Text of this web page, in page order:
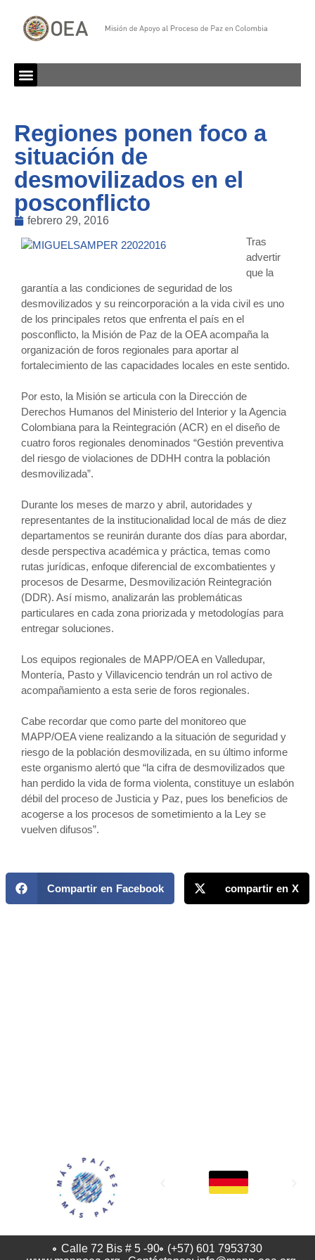
Regiones ponen foco a
situación de
desmovilizados en el
posconflicto
febrero 29, 2016
Tras
advertir
que la
garantía a las condiciones de seguridad de los
desmovilizados y su reincorporación a la vida civil es uno
de los principales retos que enfrenta el país en el
posconflicto, la Misión de Paz de la OEA acompaña la
organización de foros regionales para aportar al
fortalecimiento de las capacidades locales en este sentido.
Por esto, la Misión se articula con la Dirección de
Derechos Humanos del Ministerio del Interior y la Agencia
Colombiana para la Reintegración (ACR) en el diseño de
cuatro foros regionales denominados “Gestión preventiva
del riesgo de violaciones de DDHH contra la población
desmovilizada”.
Durante los meses de marzo y abril, autoridades y
representantes de la institucionalidad local de más de diez
departamentos se reunirán durante dos días para abordar,
desde perspectiva académica y práctica, temas como
rutas jurídicas, enfoque diferencial de excombatientes y
procesos de Desarme, Desmovilización Reintegración
(DDR). Así mismo, analizarán las problemáticas
particulares en cada zona priorizada y metodologías para
entregar soluciones.
Los equipos regionales de MAPP/OEA en Valledupar,
Montería, Pasto y Villavicencio tendrán un rol activo de
acompañamiento a esta serie de foros regionales.
Cabe recordar que como parte del monitoreo que
MAPP/OEA viene realizando a la situación de seguridad y
riesgo de la población desmovilizada, en su último informe
este organismo alertó que “la cifra de desmovilizados que
han perdido la vida de forma violenta, constituye un eslabón
débil del proceso de Justicia y Paz, pues los beneficios de
acogerse a los procesos de sometimiento a la Ley se
vuelven difusos”.
Compartir en Facebook compartir en X
Calle 72 Bis # 5 -90
(+57) 601 7953730